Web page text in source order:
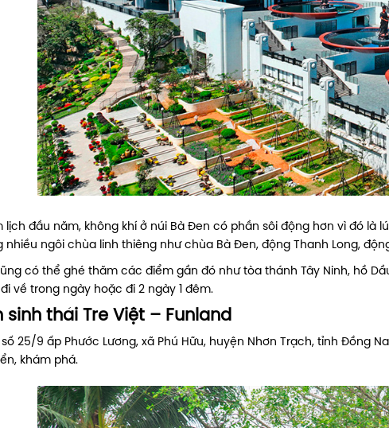
lịch đầu năm, không khí ở núi Bà Đen có phần sôi động hơn vì đó là
nhiều ngôi chùa linh thiêng như chùa Bà Đen, động Thanh Long,
có thể ghé thăm các điểm gần đó như tòa thánh Tây Ninh, hồ
về trong ngày hoặc đi 2 ngày 1 đêm.
sinh thái Tre Việt – Funland
25/9 ấp Phước Lương, xã Phú Hữu, huyện Nhơn Trạch, tỉnh Đồng
khám phá.